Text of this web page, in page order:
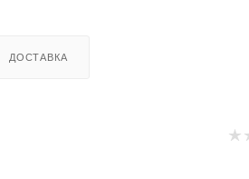
ДОСТАВКА